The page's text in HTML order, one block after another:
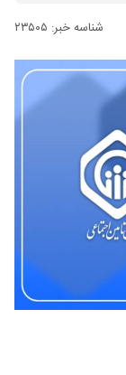
شناسه خبر: ۲۳۵۰۵